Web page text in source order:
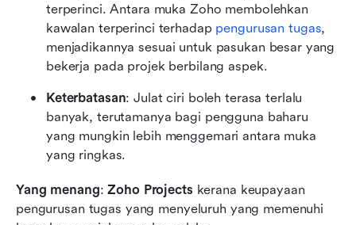
terperinci. Antara muka Zoho membolehkan
kawalan terperinci terhadap pengurusan tugas,
menjadikannya sesuai untuk pasukan besar yang
bekerja pada projek berbilang aspek.
Keterbatasan: Julat ciri boleh terasa terlalu
banyak, terutamanya bagi pengguna baharu
yang mungkin lebih menggemari antara muka
yang ringkas.
Yang menang: Zoho Projects kerana keupayaan
pengurusan tugas yang menyeluruh yang memenuhi